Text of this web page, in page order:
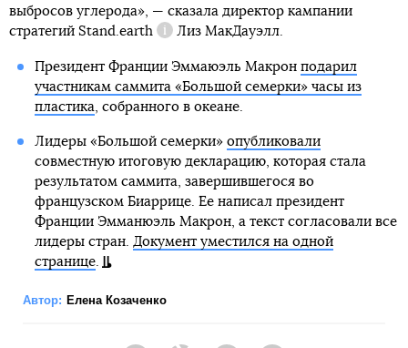
выбросов углерода», — сказала директор кампании
стратегий Stand.earth
Справка
Лиз МакДауэлл.
Президент Франции Эммаюэль Макрон подарил
участникам саммита «Большой семерки» часы из
пластика, собранного в океане.
Лидеры «Большой семерки» опубликовали
совместную итоговую декларацию, которая стала
результатом саммита, завершившегося во
французском Биаррице. Ее написал президент
Франции Эмманюэль Макрон, а текст согласовали все
лидеры стран. Документ уместился на одной
странице.
Автор: Елена Козаченко